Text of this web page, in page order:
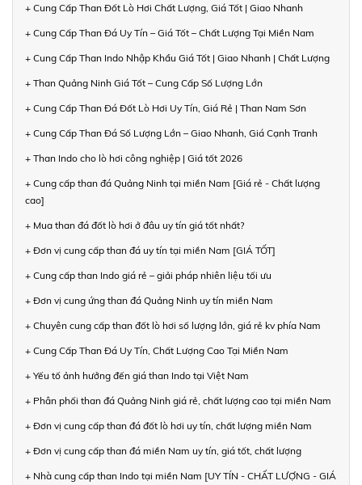
+ Cung Cấp Than Đốt Lò Hơi Chất Lượng, Giá Tốt | Giao Nhanh
+ Cung Cấp Than Đá Uy Tín – Giá Tốt – Chất Lượng Tại Miền Nam
+ Cung Cấp Than Indo Nhập Khẩu Giá Tốt | Giao Nhanh | Chất Lượng
+ Than Quảng Ninh Giá Tốt – Cung Cấp Số Lượng Lớn
+ Cung Cấp Than Đá Đốt Lò Hơi Uy Tín, Giá Rẻ | Than Nam Sơn
+ Cung Cấp Than Đá Số Lượng Lớn – Giao Nhanh, Giá Cạnh Tranh
+ Than Indo cho lò hơi công nghiệp | Giá tốt 2026
+ Cung cấp than đá Quảng Ninh tại miền Nam [Giá rẻ - Chất lượng
cao]
+ Mua than đá đốt lò hơi ở đâu uy tín giá tốt nhất?
+ Đơn vị cung cấp than đá uy tín tại miền Nam [GIÁ TỐT]
+ Cung cấp than Indo giá rẻ – giải pháp nhiên liệu tối ưu
+ Đơn vị cung ứng than đá Quảng Ninh uy tín miền Nam
+ Chuyên cung cấp than đốt lò hơi số lượng lớn, giá rẻ kv phía Nam
+ Cung Cấp Than Đá Uy Tín, Chất Lượng Cao Tại Miền Nam
+ Yếu tố ảnh hưởng đến giá than Indo tại Việt Nam
+ Phân phối than đá Quảng Ninh giá rẻ, chất lượng cao tại miền Nam
+ Đơn vị cung cấp than đá đốt lò hơi uy tín, chất lượng miền Nam
+ Đơn vị cung cấp than đá miền Nam uy tín, giá tốt, chất lượng
+ Nhà cung cấp than Indo tại miền Nam [UY TÍN - CHẤT LƯỢNG - GIÁ